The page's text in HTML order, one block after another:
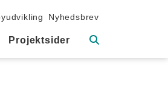
Nyhedsbrev
Projektsider